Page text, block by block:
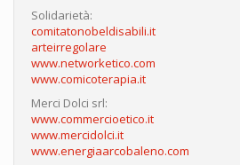
Solidarietà:
comitatonobeldisabili.it
arteirregolare
www.networketico.com
www.comicoterapia.it
Merci Dolci srl:
www.commercioetico.it
www.mercidolci.it
www.energiaarcobaleno.com